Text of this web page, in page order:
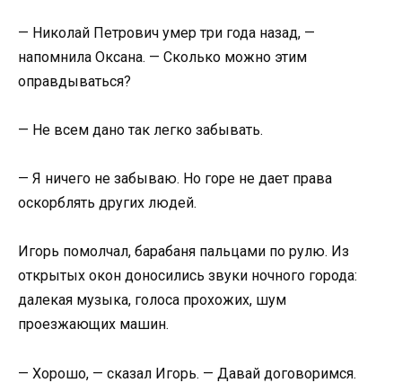
— Николай Петрович умер три года назад, —
напомнила Оксана. — Сколько можно этим
оправдываться?
— Не всем дано так легко забывать.
— Я ничего не забываю. Но горе не дает права
оскорблять других людей.
Игорь помолчал, барабаня пальцами по рулю. Из
открытых окон доносились звуки ночного города:
далекая музыка, голоса прохожих, шум
проезжающих машин.
— Хорошо, — сказал Игорь. — Давай договоримся.